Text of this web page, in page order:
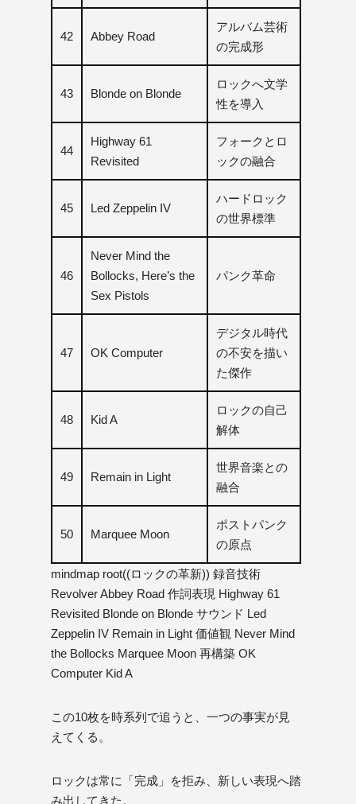
42 Abbey Road
アルバム芸術
の完成形
43 Blonde on Blonde
ロックへ文学
性を導入
44
Highway 61
Revisited
フォークとロ
ックの融合
45 Led Zeppelin IV
ハードロック
の世界標準
46
Never Mind the
Bollocks, Here’s the
Sex Pistols
パンク革命
47 OK Computer
デジタル時代
の不安を描い
た傑作
48 Kid A
ロックの自己
解体
49 Remain in Light
世界音楽との
融合
50 Marquee Moon
ポストパンク
の原点
mindmap root((ロックの革新)) 録音技術
Revolver Abbey Road 作詞表現 Highway 61
Revisited Blonde on Blonde サウンド Led
Zeppelin IV Remain in Light 価値観 Never Mind
the Bollocks Marquee Moon 再構築 OK
Computer Kid A
この10枚を時系列で追うと、一つの事実が見
えてくる。
ロックは常に「完成」を拒み、新しい表現へ踏
み出してきた。